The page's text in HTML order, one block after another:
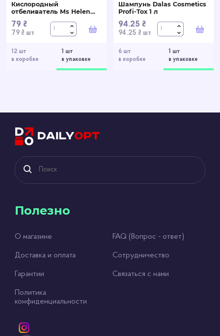
12 шт
в коробке
1 шт
в упаковке
Кислородный
отбеливатель Ms Helen
530 г
79 ₴
79 ₴ шт В корзину
6 шт
в коробке
1 шт
в упаковке
Шампунь Dalas Cosmetics
Profi-Tox 1 л
94.25 ₴
94.25 ₴ шт В
Полезно
О магазине FAQ (Вопрос - ответ)
Доставка и оплата Сотрудничество
Гарантии Связаться с нами
Политика
конфиденциальности